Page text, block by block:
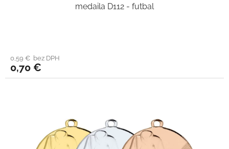
medaila D112 - futbal
0,59 € bez DPH
0,70 €